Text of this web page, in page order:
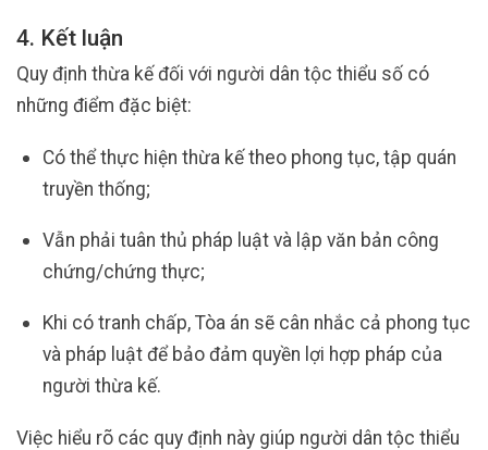
4. Kết luận
Quy định thừa kế đối với người dân tộc thiểu số có
những điểm đặc biệt:
Có thể thực hiện thừa kế theo phong tục, tập quán
truyền thống;
Vẫn phải tuân thủ pháp luật và lập văn bản công
chứng/chứng thực;
Khi có tranh chấp, Tòa án sẽ cân nhắc cả phong tục
và pháp luật để bảo đảm quyền lợi hợp pháp của
người thừa kế.
Việc hiểu rõ các quy định này giúp người dân tộc thiểu